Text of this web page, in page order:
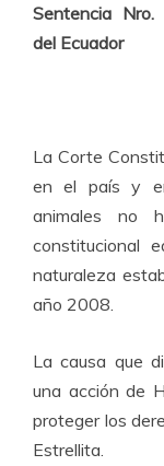
Sentencia
del Ecuador
La Corte
en el país y
animales no
constitucional
naturaleza
año 2008.
La causa que
una acción de
proteger los
Estrellita.